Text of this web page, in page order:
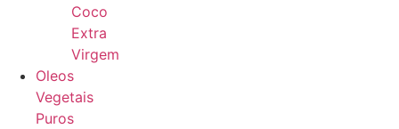
Coco
Extra
Virgem
Oleos
Vegetais
Puros